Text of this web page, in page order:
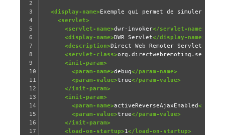
2
3
4
5
6
7
8
9
10
11
12
13
14
15
16
17
<display-name>Exemple qui permet de simuler une
<servlet>
<servlet-name>dwr-invoker</servlet-name>
<display-name>DWR Servlet</display-name>
<description>Direct Web Remoter Servlet</
<servlet-class>
<init-param>
<param-name>debug</param-name>
<param-value>true</param-value>
</init-param>
<init-param>
<param-name>activeReverseAjaxEnabled</
<param-value>true</param-value>
</init-param>
<load-on-startup>1</load-on-startup>